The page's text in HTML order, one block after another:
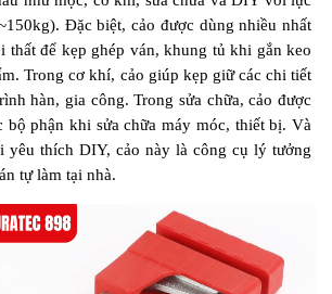
Đặc biệt, cảo được dùng nhiều nhất
thất để kẹp ghép ván, khung tủ khi gắn keo
Trong cơ khí, cảo giúp kẹp giữ các chi tiết
hàn, gia công. Trong sửa chữa, cảo được
bộ phận khi sửa chữa máy móc, thiết bị. Và
yêu thích DIY, cảo này là công cụ lý tưởng
tự làm tại nhà.